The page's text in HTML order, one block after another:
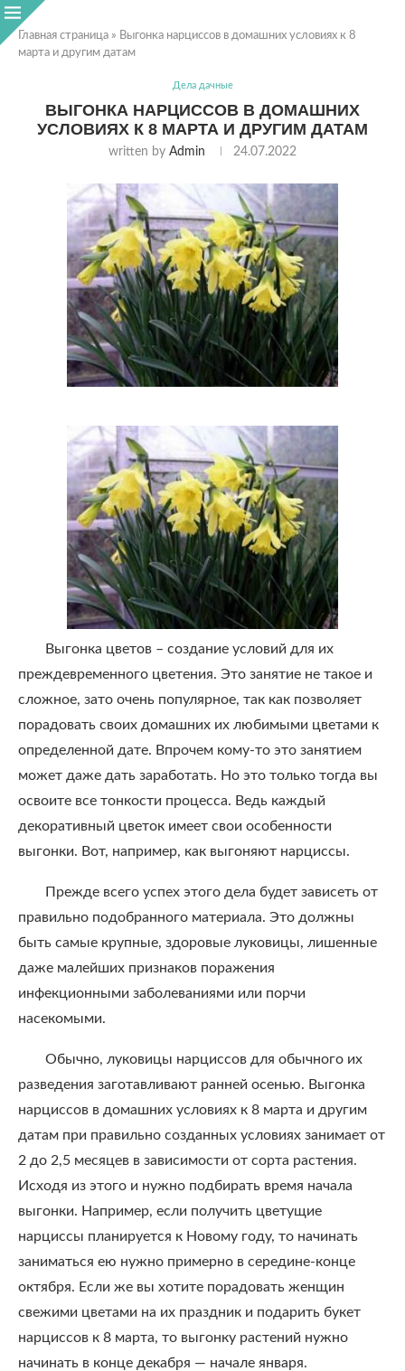
Главная страница » Выгонка нарциссов в домашних условиях к 8
марта и другим датам
Дела дачные
ВЫГОНКА НАРЦИССОВ В ДОМАШНИХ
УСЛОВИЯХ К 8 МАРТА И ДРУГИМ ДАТАМ
written by Admin 24.07.2022
Выгонка цветов – создание условий для их
преждевременного цветения. Это занятие не такое и
сложное, зато очень популярное, так как позволяет
порадовать своих домашних их любимыми цветами к
определенной дате. Впрочем кому-то это занятием
может даже дать заработать. Но это только тогда вы
освоите все тонкости процесса. Ведь каждый
декоративный цветок имеет свои особенности
выгонки. Вот, например, как выгоняют нарциссы.
Прежде всего успех этого дела будет зависеть от
правильно подобранного материала. Это должны
быть самые крупные, здоровые луковицы, лишенные
даже малейших признаков поражения
инфекционными заболеваниями или порчи
насекомыми.
Обычно, луковицы нарциссов для обычного их
разведения заготавливают ранней осенью. Выгонка
нарциссов в домашних условиях к 8 марта и другим
датам при правильно созданных условиях занимает от
2 до 2,5 месяцев в зависимости от сорта растения.
Исходя из этого и нужно подбирать время начала
выгонки. Например, если получить цветущие
нарциссы планируется к Новому году, то начинать
заниматься ею нужно примерно в середине-конце
октября. Если же вы хотите порадовать женщин
свежими цветами на их праздник и подарить букет
нарциссов к 8 марта, то выгонку растений нужно
начинать в конце декабря — начале января.